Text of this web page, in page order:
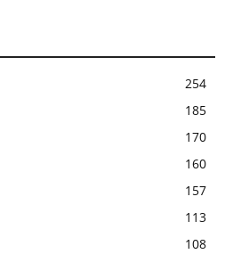
254
185
170
160
157
113
108